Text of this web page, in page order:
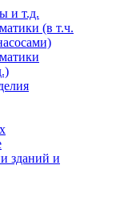
и т.д.
(в т.ч.
зданий и